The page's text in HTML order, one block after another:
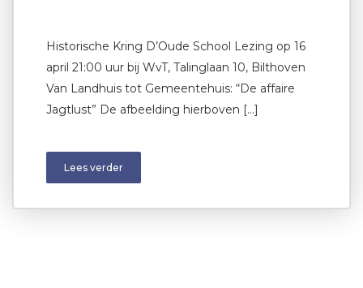
Historische Kring D’Oude School Lezing op 16
april 21:00 uur bij WvT, Talinglaan 10, Bilthoven
Van Landhuis tot Gemeentehuis: “De affaire
Jagtlust” De afbeelding hierboven […]
Lees verder